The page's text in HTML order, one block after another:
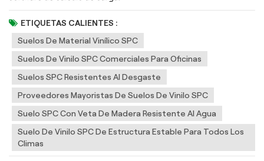
ETIQUETAS CALIENTES :
Suelos De Material Vinílico SPC
Suelos De Vinilo SPC Comerciales Para Oficinas
Suelos SPC Resistentes Al Desgaste
Proveedores Mayoristas De Suelos De Vinilo SPC
Suelo SPC Con Veta De Madera Resistente Al Agua
Suelo De Vinilo SPC De Estructura Estable Para Todos Los
Climas